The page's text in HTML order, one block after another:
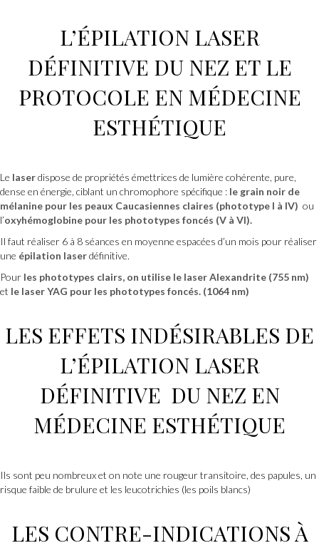
L’ÉPILATION LASER
DÉFINITIVE DU NEZ ET LE
PROTOCOLE EN MÉDECINE
ESTHÉTIQUE
Le laserdispose de propriétés émettrices de lumière cohérente, pure,
dense en énergie, ciblant un chromophore spécifique : le grain noir de
mélanine pour les peaux Caucasiennes claires (phototype I à IV) ou
l’oxyhémoglobine pour les phototypes foncés (V à VI).
Il faut réaliser 6 à 8 séances en moyenne espacées d’un mois pour réaliser
une épilation laserdéfinitive.
Pour les phototypes clairs, on utilise le laser Alexandrite (755 nm)
et le laser YAG pour les phototypes foncés. (1064 nm)
LES EFFETS INDÉSIRABLES DE
L’ÉPILATION LASER
DÉFINITIVE DU NEZ EN
MÉDECINE ESTHÉTIQUE
Ils sont peu nombreux et on note une rougeur transitoire, des papules, un
risque faible de brulure et les leucotrichies (les poils blancs)
LES CONTRE-INDICATIONS À